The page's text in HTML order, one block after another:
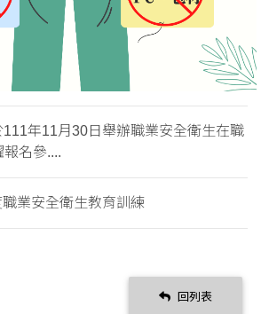
年11月30日舉辦職業安全衛生在職
名參....
業安全衛生教育訓練
回列表